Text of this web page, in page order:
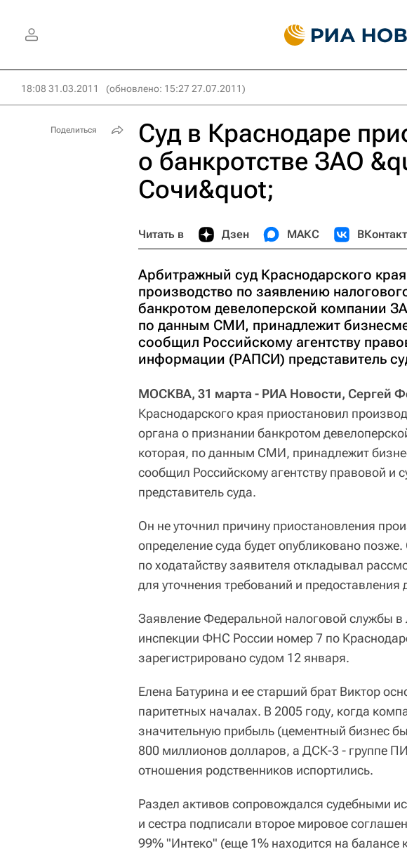
18:08 31.03.2011 (обновлено: 15:27 27.07.2011)
Суд в Краснодаре
о банкротстве ЗАО
Сочи&quot;
Читать в Дзен МАКС
Арбитражный суд Краснодарского
производство по заявлению
банкротом девелоперской компании
по данным СМИ, принадлежит
сообщил Российскому агентству
информации (РАПСИ) представитель
МОСКВА, 31 марта - РИА Новости, Сергей
Краснодарского края приостановил
органа о признании банкротом
которая, по данным СМИ, принадлежит
сообщил Российскому агентству правовой
представитель суда.
Он не уточнил причину приостановления
определение суда будет опубликовано
по ходатайству заявителя откладывал
для уточнения требований и предоставления
Заявление Федеральной налоговой службы
инспекции ФНС России номер 7 по
зарегистрировано судом 12 января.
Елена Батурина и ее старший брат Виктор
паритетных началах. В 2005 году, когда
значительную прибыль (цементный бизнес
800 миллионов долларов, а ДСК-3 - группе
отношения родственников испортились.
Раздел активов сопровождался судебными
и сестра подписали второе мировое
99% "Интеко" (еще 1% находится на балансе
Поделиться